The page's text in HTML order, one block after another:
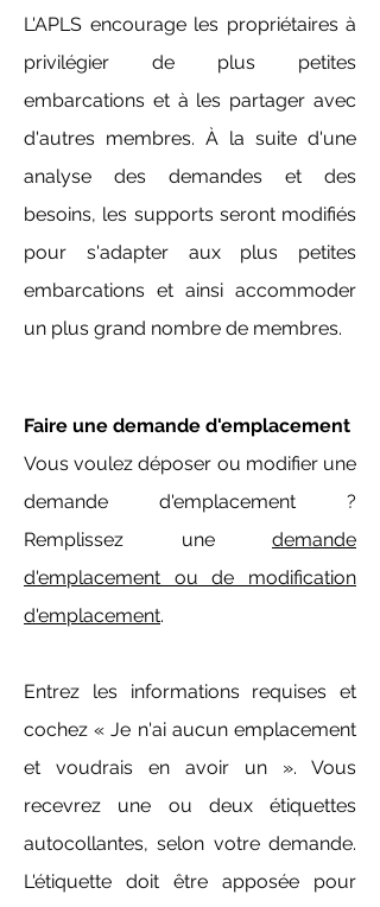
L'APLS encourage les propriétaires à
privilégier de plus petites
embarcations et à les partager avec
d'autres membres. À la suite d'une
analyse des demandes et des
besoins, les supports seront modifiés
pour s'adapter auxplus petites
embarcations et ainsi accommoder
un plus grand nombre de membres.
Faire une demande d'emplacement
Vous voulez déposer ou modifier une
demande d'emplacement ?
Remplissez une demande
d'emplacement ou de modification
d'emplacement.
Entrez les informations requises et
cochez « Je n'ai aucun emplacement
et voudrais en avoir un ». Vous
recevrez une ou deux étiquettes
autocollantes, selon votre demande.
L'étiquette doit être apposée pour